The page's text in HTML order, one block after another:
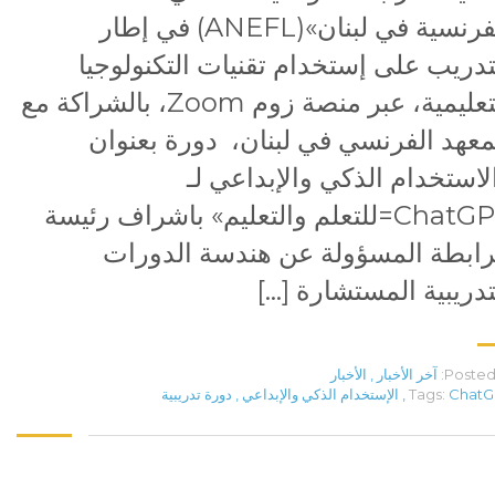
الفرنسية في لبنان»(ANEFL) في إطار
على إستخدام تقنيات التكنولوجيا
التعليمية، عبر منصة زوم Zoom، بالشراكة مع
الفرنسي في لبنان، دورة بعنوان
الذكي والإبداعي لـ
ChatGPT=للتعلم والتعليم» باشراف رئيسة
المسؤولة عن هندسة الدورات
المستشارة […]
Posted آخر الأخبار , الأخبار
Tags:
, الإستخدام الذكي والإبداعي , دورة تدريبية